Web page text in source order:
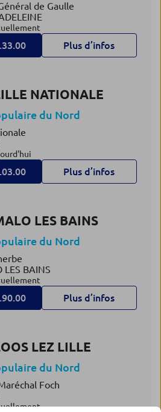
de Gaulle
Plus d’infos
NATIONALE
du Nord
Plus d’infos
LES BAINS
du Nord
LES BAINS
Plus d’infos
LEZ LILLE
du Nord
Foch